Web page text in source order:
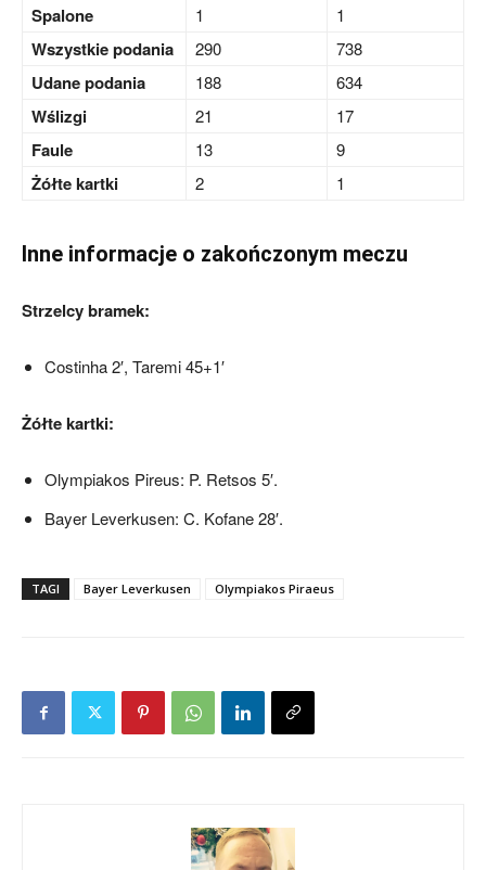
Spalone 1 1
Wszystkie podania 290 738
Udane podania 188 634
Wślizgi 21 17
Faule 13 9
Żółte kartki 2 1
Inne informacje o zakończonym meczu
Strzelcy bramek:
Costinha 2′, Taremi 45+1′
Żółte kartki:
Olympiakos Pireus: P. Retsos 5′.
Bayer Leverkusen: C. Kofane 28′.
TAGI Bayer Leverkusen Olympiakos Piraeus